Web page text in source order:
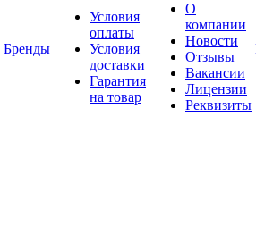
Бренды
Условия
оплаты
Условия
доставки
Гарантия
на товар
О
компании
Новости
Отзывы
Вакансии
Лицензии
Реквизиты